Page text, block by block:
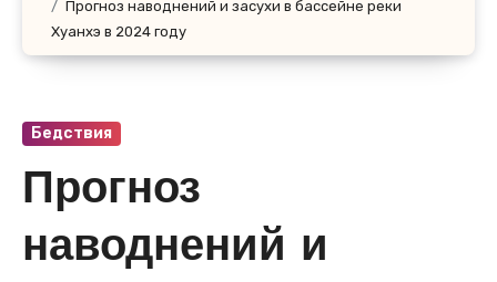
Прогноз наводнений и засухи в бассейне реки
Хуанхэ в 2024 году
Бедствия
Прогноз
наводнений и